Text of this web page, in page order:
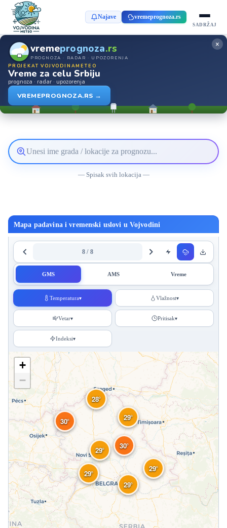
Najave vremeprognoza.rs
SADRŽAJ
vremeprognoza.rs
PROGNOZA · RADAR · UPOZORENJA
PROJEKAT VOJVODINAMETEO
Vreme za celu Srbiju
prognoza · radar · upozorenja
VREMEPROGNOZA.RS →
×
Pretražite
— Spisak svih lokacija —
Mapa padavina i vremenski uslovi u Vojvodini
8 / 8
GMS AMS Vreme
Temperatura▾ Vlažnost▾
Vetar▾ Pritisak▾
Indeksi▾
28°
30° 29°
29° 30°
29°
29°
29°
+
−